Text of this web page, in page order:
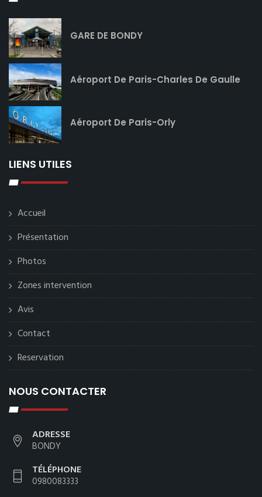
GARE DE BONDY
Aéroport De Paris-Charles De Gaulle
Aéroport De Paris-Orly
LIENS UTILES
Accueil
Présentation
Photos
Zones intervention
Avis
Contact
Reservation
NOUS CONTACTER
ADRESSE
BONDY
TÉLÉPHONE
0980083333